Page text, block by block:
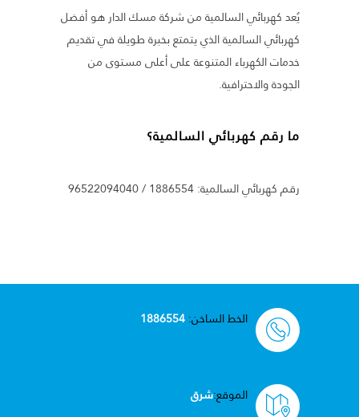
يُعد كهربائي السالمية من شركة مسك الدار هو أفضل
كهربائي السالمية الذي يتمتع بخبرة طويلة في تقديم
خدمات الكهرباء المتنوعة على أعلى مستوى من
الجودة والاحترافية.
ما رقم كهربائي السالمية؟
رقم كهربائي السالمية: 1886554 / 96522094040
الخط الساخن:1886554
الموقع:شرق